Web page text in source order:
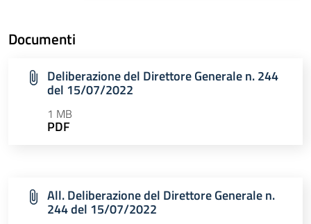
Documenti
Deliberazione del Direttore Generale n. 244
del 15/07/2022
1 MB
PDF
All. Deliberazione del Direttore Generale n.
244 del 15/07/2022